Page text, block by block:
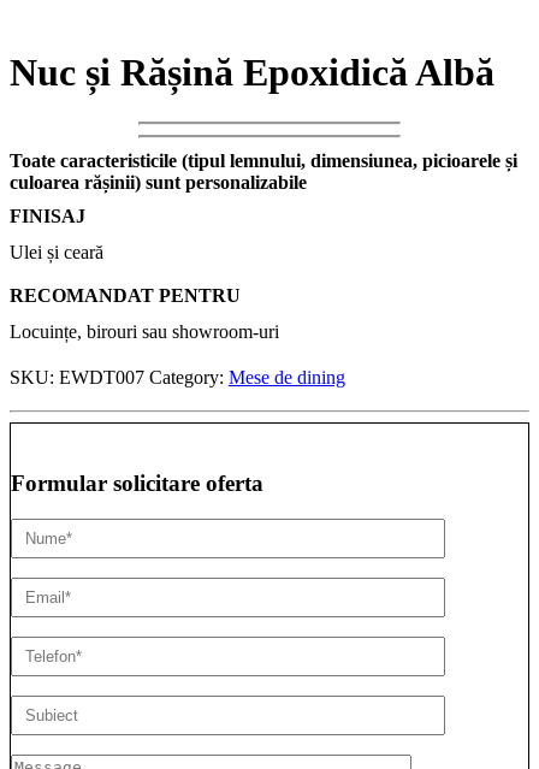
Nuc și Rășină Epoxidică Albă
Toate caracteristicile (tipul lemnului, dimensiunea, picioarele și
culoarea rășinii) sunt personalizabile
FINISAJ
Ulei și ceară
RECOMANDAT PENTRU
Locuințe, birouri sau showroom-uri
SKU: EWDT007 Category: Mese de dining
Formular solicitare oferta